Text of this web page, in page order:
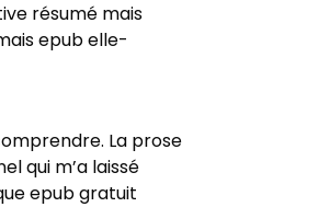
résumé mais
epub elle-
La prose
qui m’a laissé
epub gratuit